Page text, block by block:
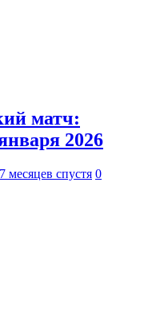
матч:
2026
7 месяцев спустя 0